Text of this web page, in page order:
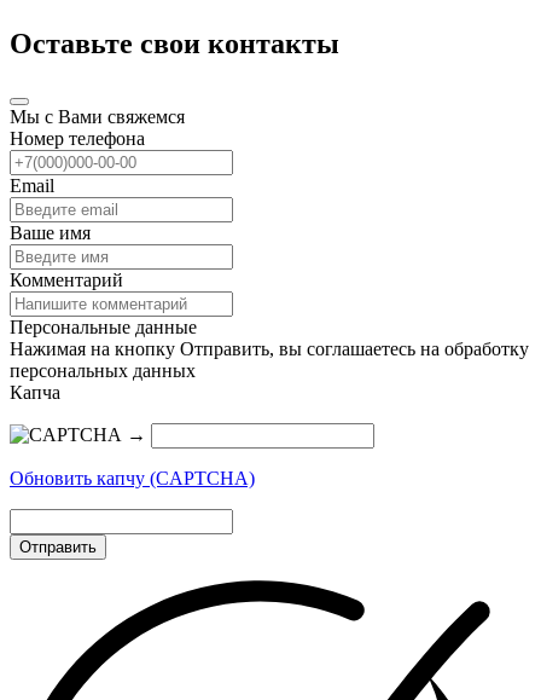
Оставьте свои контакты
Мы с Вами свяжемся
Номер телефона
Email
Ваше имя
Комментарий
Персональные данные
Нажимая на кнопку Отправить, вы соглашаетесь на обработку
персональных данных
Капча
→
Обновить капчу (CAPTCHA)
Отправить